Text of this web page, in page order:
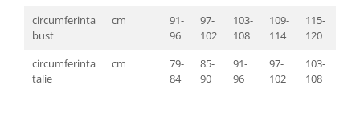
circumferinta
bust
cm
91-
96
97-
102
103-
108
109-
114
115-
120
circumferinta
talie
cm
79-
84
85-
90
91-
96
97-
102
103-
108